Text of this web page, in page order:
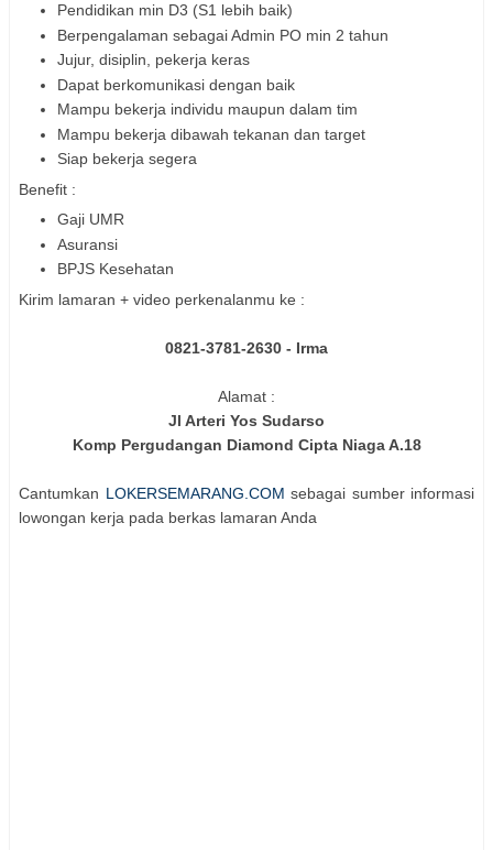
Pendidikan min D3 (S1 lebih baik)
Berpengalaman sebagai Admin PO min 2 tahun
Jujur, disiplin, pekerja keras
Dapat berkomunikasi dengan baik
Mampu bekerja individu maupun dalam tim
Mampu bekerja dibawah tekanan dan target
Siap bekerja segera
Benefit :
Gaji UMR
Asuransi
BPJS Kesehatan
Kirim lamaran + video perkenalanmu ke :
0821-3781-2630 - Irma
Alamat :
Jl Arteri Yos Sudarso
Komp Pergudangan Diamond Cipta Niaga A.18
Cantumkan LOKERSEMARANG.COM sebagai sumber informasi
lowongan kerja pada berkas lamaran Anda